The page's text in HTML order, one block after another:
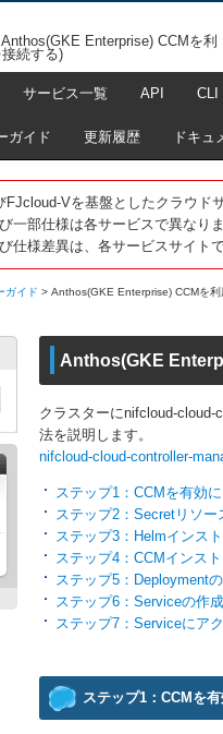
Enterprise) CCMを利
続する)
サービス一覧 API CLI
ガイド 更新履歴 ドキュ
Vを基盤としたクラウド
一部仕様は各サービスで異なり
仕様差異は、各サービスサイト
ガイド > Anthos(GKE Enterprise) CCMを
Anthos(GKE
クラスターにnifcloud-cloud-
法を説明します。
nifcloud-cloud-controller-
ステップ1：CCMを有効
ステップ2：Secretリソー
ステップ3：Helmインス
ステップ4：CCMインス
ステップ5：Deployment
ステップ6：Serviceの作成
ステップ7：Serviceにア
ステップ1：CCMを